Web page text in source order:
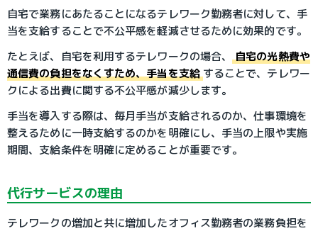
自宅で業務にあたることになるテレワーク勤務者に対して、手
当を支給することで不公平感を軽減させるために効果的です。
たとえば、自宅を利用するテレワークの場合、自宅の光熱費や
通信費の負担をなくすため、手当を支給することで、テレワー
クによる出費に関する不公平感が減少します。
手当を導入する際は、毎月手当が支給されるのか、仕事環境を
整えるために一時支給するのかを明確にし、手当の上限や実施
期間、支給条件を明確に定めることが重要です。
代行サービスの理由
テレワークの増加と共に増加したオフィス勤務者の業務負担を